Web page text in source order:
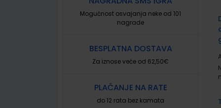
Mogućnost osvajanja neke od 101
nagrade
BESPLATNA DOSTAVA
Za iznose veće od 62,50€
PLAĆANJE NA RATE
do 12 rata bez kamata